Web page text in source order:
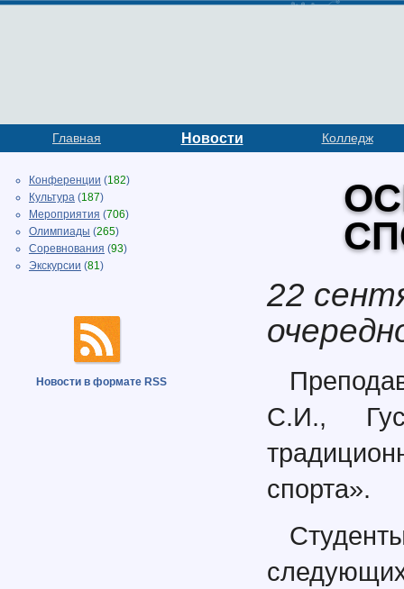
Главная Новости Колледж
Конференции (182)
Культура (187)
Мероприятия (706)
Олимпиады (265)
Соревнования (93)
Экскурсии (81)
Новости в формате RSS
22
С.И.,
спорта».